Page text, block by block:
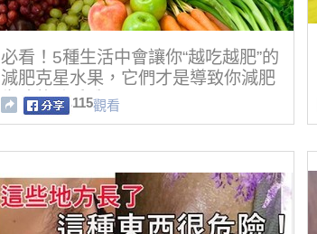
必看！5種生活中會讓你“越吃越肥”的
減肥克星水果，它們才是導致你減肥
失敗的兇手哦！
115觀看